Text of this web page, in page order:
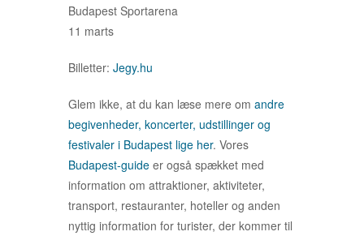
Budapest Sportarena
11 marts
Billetter: Jegy.hu
Glem ikke, at du kan læse mere om andre
begivenheder, koncerter, udstillinger og
festivaler i Budapest lige her. Vores
Budapest-guide er også spækket med
information om attraktioner, aktiviteter,
transport, restauranter, hoteller og anden
nyttig information for turister, der kommer til